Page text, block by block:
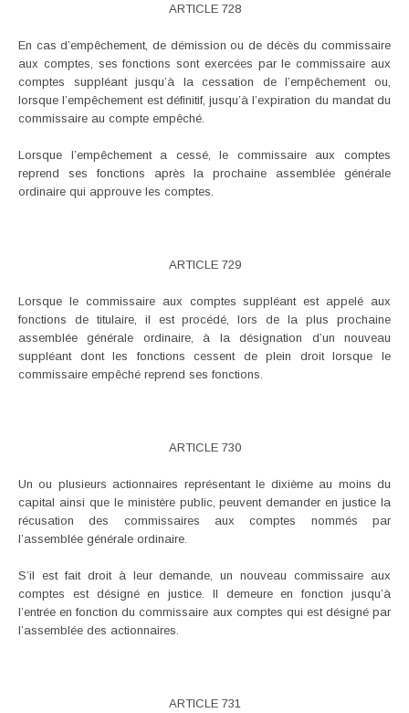
ARTICLE 728
En cas d’empêchement, de démission ou de décès du commissaire
aux comptes, ses fonctions sont exercées par le commissaire aux
comptes suppléant jusqu’à la cessation de l’empêchement ou,
lorsque l’empêchement est définitif, jusqu’à l’expiration du mandat du
commissaire au compte empêché.
Lorsque l’empêchement a cessé, le commissaire aux comptes
reprend ses fonctions après la prochaine assemblée générale
ordinaire qui approuve les comptes.
ARTICLE 729
Lorsque le commissaire aux comptes suppléant est appelé aux
fonctions de titulaire, il est procédé, lors de la plus prochaine
assemblée générale ordinaire, à la désignation d’un nouveau
suppléant dont les fonctions cessent de plein droit lorsque le
commissaire empêché reprend ses fonctions.
ARTICLE 730
Un ou plusieurs actionnaires représentant le dixième au moins du
capital ainsi que le ministère public, peuvent demander en justice la
récusation des commissaires aux comptes nommés par
l’assemblée générale ordinaire.
S’il est fait droit à leur demande, un nouveau commissaire aux
comptes est désigné en justice. Il demeure en fonction jusqu’à
l’entrée en fonction du commissaire aux comptes qui est désigné par
l’assemblée des actionnaires.
ARTICLE 731